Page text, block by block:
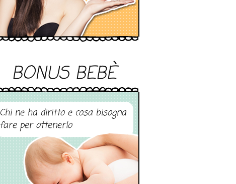
BONUS BEBÈ
Chi ne ha diritto e cosa bisogna
fare per ottenerlo